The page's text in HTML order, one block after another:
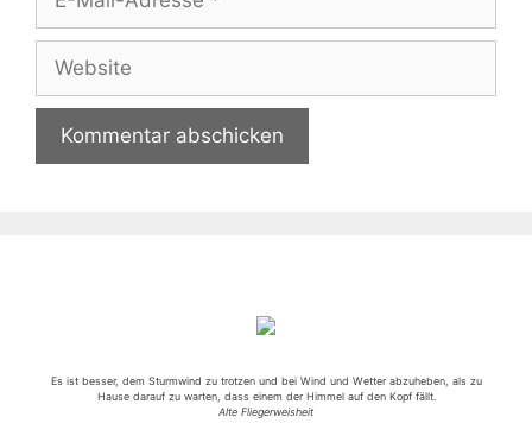
Adresse
Website
Es ist besser, dem Sturmwind zu trotzen und bei Wind und Wetter abzuheben, als zu
Hause darauf zu warten, dass einem der Himmel auf den Kopf fällt.
Alte Fliegerweisheit